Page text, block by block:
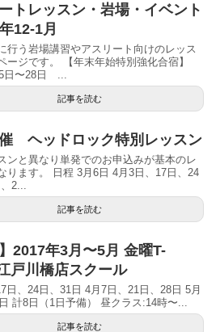
トレッスン・岩場・イベント
12-1月
行う岩場講習やアスリート向けのレッス
ージです。 【年末年始特別強化合宿】
〜28日 ...
記事を読む
ヘッドロック特別レッスン
ンと異なり単発でのお申込みが基本のレ
ります。 日程 3月6日 4月3日、17日、24
2...
記事を読む
】2017年3月〜5月 金曜T-
戸川橋店スクール
日、24日、31日 4月7日、21日、28日 5月
計8日（1日予備） 昼クラス:14時〜...
記事を読む